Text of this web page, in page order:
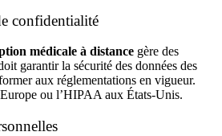
confidentialité
médicale à distance gère des
garantir la sécurité des données des
aux réglementations en vigueur.
ou l’HIPAA aux États-Unis.